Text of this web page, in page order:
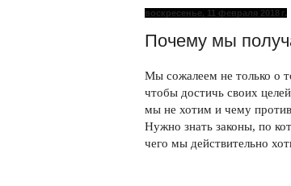
воскресенье, 11 февраля 2018 г.
Почему мы
Мы сожалеем не только о
чтобы достичь своих
мы не хотим и чему
Нужно знать законы, по
чего мы действительно